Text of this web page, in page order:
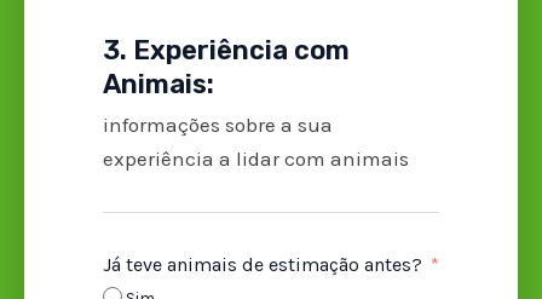
3. Experiência com
Animais:
informações sobre a sua
experiência a lidar com animais
Já teve animais de estimação antes?